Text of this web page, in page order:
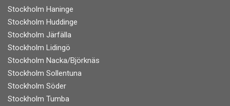
Stockholm Haninge
Stockholm Huddinge
Stockholm Järfälla
Stockholm Lidingö
Stockholm Nacka/Björknäs
Stockholm Sollentuna
Stockholm Söder
Stockholm Tumba